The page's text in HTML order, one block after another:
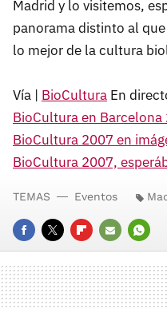
Madrid y lo visitemos,
panorama distinto al
lo mejor de la cultura
Vía | BioCultura En
BioCultura en Barcelona
BioCultura 2007 en
BioCultura 2007,
FACEBOOK
TWITTERFLIPBOARD
E-
MAIL
TEMAS Eventos